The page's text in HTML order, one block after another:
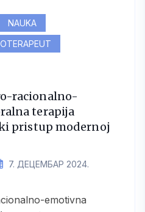
NAUKA
racionalno-
terapija
pristup modernoj
7. ДЕЦЕМБАР 2024.